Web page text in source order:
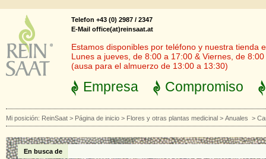
Telefon +43 (0) 2987 / 2347
E-Mail office(at)reinsaat.at
Estamos disponibles por teléfono y nuestra tienda
Lunes a jueves, de 8:00 a 17:00 & Viernes, de
(ausa para el almuerzo de 13:00 a 13:30)
Empresa Compromiso
Mi posición: ReinSaat > Página de inicio > Flores y otras plantas medicinal > Anuales >
En busca de